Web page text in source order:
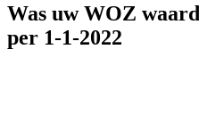
Was uw WOZ
per 1-1-2022